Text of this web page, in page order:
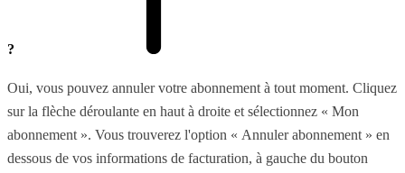
?
Oui, vous pouvez annuler votre abonnement à tout moment. Cliquez
sur la flèche déroulante en haut à droite et sélectionnez « Mon
abonnement ». Vous trouverez l'option « Annuler abonnement » en
dessous de vos informations de facturation, à gauche du bouton